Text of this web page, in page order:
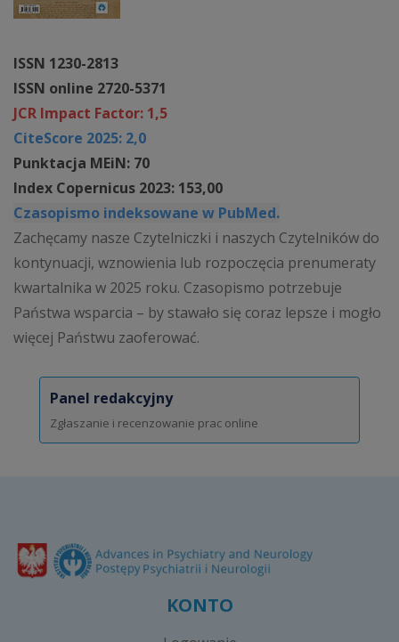
ISSN 1230-2813
ISSN online 2720-5371
JCR Impact Factor: 1,5
CiteScore 2025: 2,0
Punktacja MEiN: 70
Index Copernicus 2023: 153,00
Czasopismo indeksowane w PubMed.
Zachęcamy nasze Czytelniczki i naszych Czytelników do
kontynuacji, wznowienia lub rozpoczęcia prenumeraty
kwartalnika w 2025 roku. Czasopismo potrzebuje
Państwa wsparcia – by stawało się coraz lepsze i mogło
więcej Państwu zaoferować.
Panel redakcyjny
Zgłaszanie i recenzowanie prac online
KONTO